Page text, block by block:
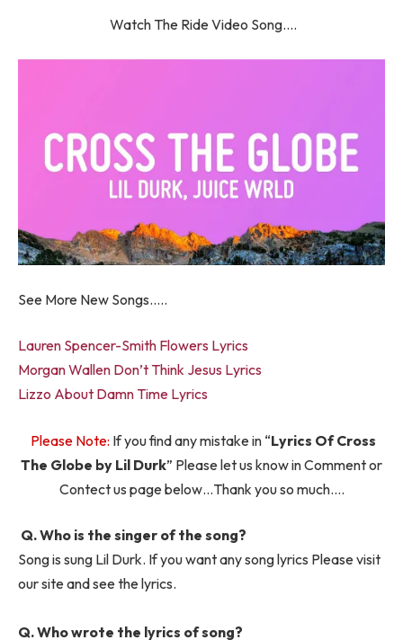
Watch ​​The Ride Video Song….
See More New Songs…..
Lauren Spencer-Smith Flowers Lyrics
Morgan Wallen Don’t Think Jesus Lyrics
Lizzo About Damn Time Lyrics
Please Note: If you find any mistake in “Lyrics Of Cross
The Globe by Lil Durk” Please let us know in Comment or
Contect us page below…Thank you so much….
Q. Who is the singer of the song?
Song is sung Lil Durk. If you want any song lyrics Please visit
our site and see the lyrics.
Q. Who wrote the lyrics of song?